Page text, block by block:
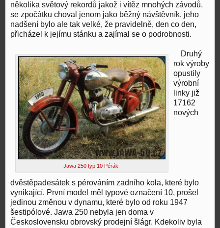
několika světový rekordů jakož i vítěz mnohých závodů,
se zpočátku choval jenom jako běžný návštěvník, jeho
nadšení bylo ale tak velké, že pravidelně, den co den,
přicházel k jejímu stánku a zajímal se o podrobnosti.
Jawa 250 typ 10 Pérák
Druhý
rok výroby
opustily
výrobní
linky již
17162
nových
dvěstěpadesátek s pérováním zadního kola, které bylo
vynikající. První model měl typové označení 10, prošel
jedinou změnou v dynamu, které bylo od roku 1947
šestipólové. Jawa 250 nebyla jen doma v
Československu obrovský prodejní šlágr. Kdekoliv byla